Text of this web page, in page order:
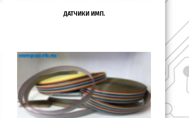
ДАТЧИКИ ИМП.